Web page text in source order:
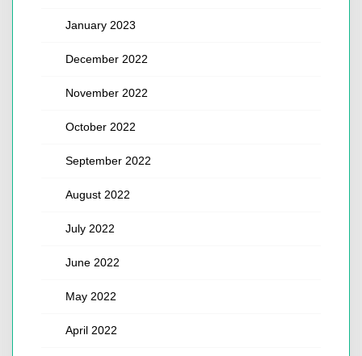
January 2023
December 2022
November 2022
October 2022
September 2022
August 2022
July 2022
June 2022
May 2022
April 2022